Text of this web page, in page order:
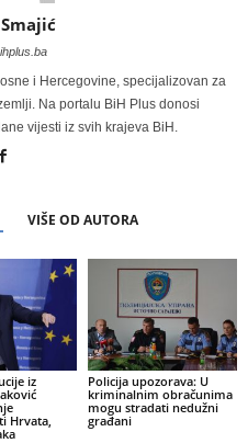
i Hercegovine, specijalizovan za
Na portalu BiH Plus donosi
vijesti iz svih krajeva BiH.
VIŠE OD AUTORA
iz
Hrvata,
Policija upozorava: U
kriminalnim obračunima
mogu stradati nedužni
građani